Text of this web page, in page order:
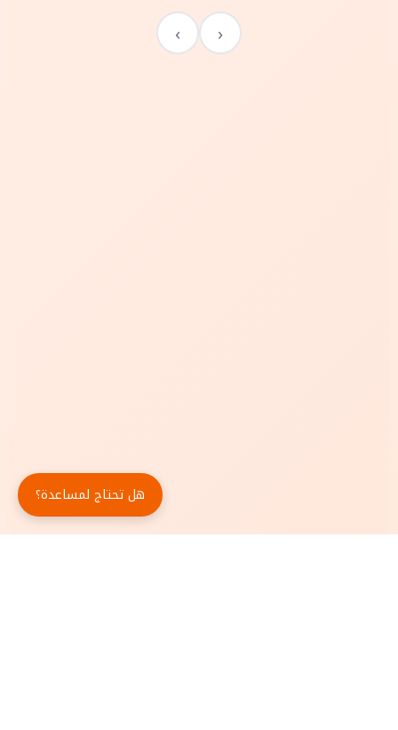
‹
›
هل تحتاج لمساعدة؟